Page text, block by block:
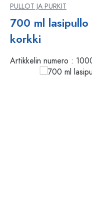
PULLOT JA PURKIT
700 ml
korkki
Artikkelin numero :